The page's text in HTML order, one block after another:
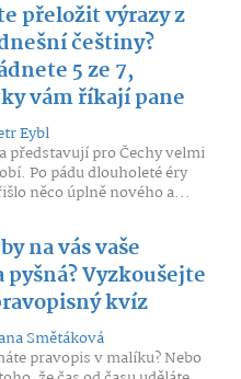
přeložit výrazy z
češtiny?
5 ze 7,
vám říkají pane
Eybl
představují pro Čechy velmi
Po pádu dlouholeté éry
něco úplně nového a...
na vás vaše
Vyzkoušejte
kvíz
Smětáková
pravopis v malíku? Nebo